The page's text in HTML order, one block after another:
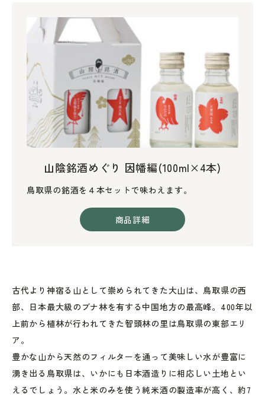
山陰銘酒めぐり 因幡編(100ml×4本)
鳥取県の銘酒を４本セットで味わえます。
商品詳細
古代より神宿る山として崇められてきた大山は、鳥取県の西
部、日本最大級のブナ林を有する中国地方の最高峰。400年以
上前から植林が行われてきた智頭林の里は鳥取県の東部エリ
ア。
豊かな山から天然のフィルターを通って美味しい水が豊富に
湧き出る鳥取県は、いかにも日本酒造りに相応しい土地とい
えるでしょう。水と米のみを使う純米酒の製造率が高く、約7